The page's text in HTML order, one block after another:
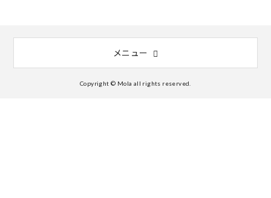
メニュー
Copyright © Mola all rights reserved.